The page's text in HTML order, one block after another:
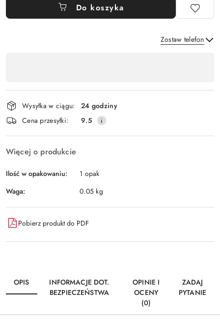
Do koszyka
Zostaw telefon
płatność
i
dostawa
Wysyłka w ciągu:
24 godziny
Cena przesyłki:
9.5
Więcej o produkcie
Ilość w opakowaniu:
1 opak
Waga:
0.05 kg
Pobierz produkt do PDF
OPIS
INFORMACJE DOT.
BEZPIECZEŃSTWA
OPINIE I
OCENY
(0)
ZADAJ
PYTANIE